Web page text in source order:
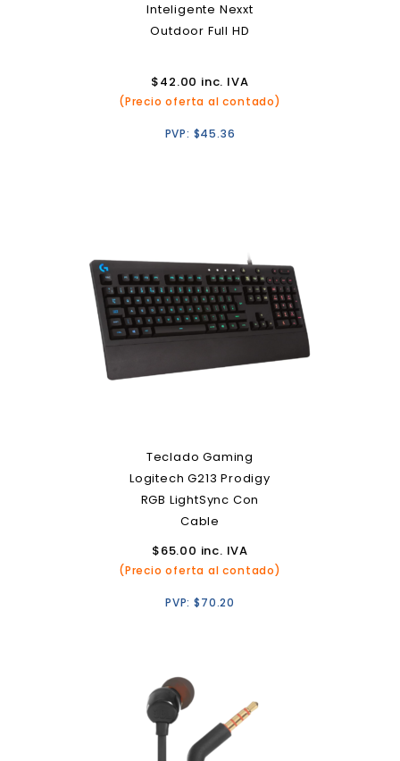
Inteligente Nexxt
Outdoor Full HD
$42.00 inc. IVA
(Precio oferta al contado)
PVP: $45.36
Teclado Gaming
Logitech G213 Prodigy
RGB LightSync Con
Cable
$65.00 inc. IVA
(Precio oferta al contado)
PVP:$70.20